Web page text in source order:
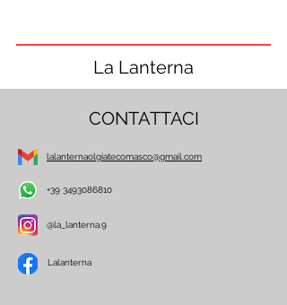
La Lanterna
CONTATTACI
lalanternaolgiatecomasco@gmail.com
+39 3493086810
@la_lanterna.9
Lalanterna